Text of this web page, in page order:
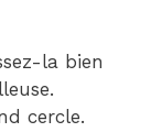
la bien
cercle.